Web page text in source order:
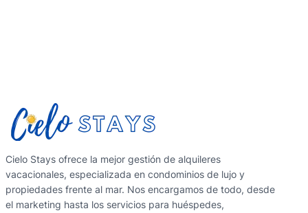
Cielo Stays ofrece la mejor gestión de alquileres
vacacionales, especializada en condominios de lujo y
propiedades frente al mar. Nos encargamos de todo, desde
el marketing hasta los servicios para huéspedes,